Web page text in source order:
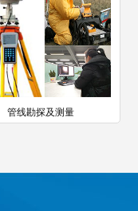
管线勘探及测量